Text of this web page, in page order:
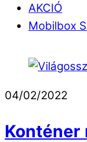
AKCIÓ
Mobilbox
04/02/2022
Konténer